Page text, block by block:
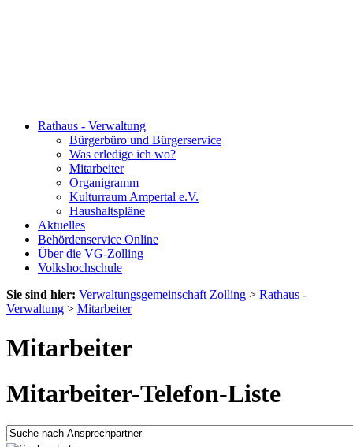
Rathaus - Verwaltung
Bürgerbüro und Bürgerservice
Was erledige ich wo?
Mitarbeiter
Organigramm
Kulturraum Ampertal e.V.
Haushaltspläne
Aktuelles
Behördenservice Online
Über die VG-Zolling
Volkshochschule
Sie sind hier: Verwaltungsgemeinschaft Zolling > Rathaus -
Verwaltung > Mitarbeiter
Mitarbeiter
Mitarbeiter-Telefon-Liste